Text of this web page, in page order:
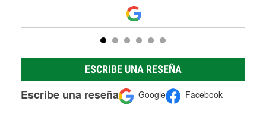
ESCRIBE UNA RESEÑA
Escribe una reseña Google Facebook